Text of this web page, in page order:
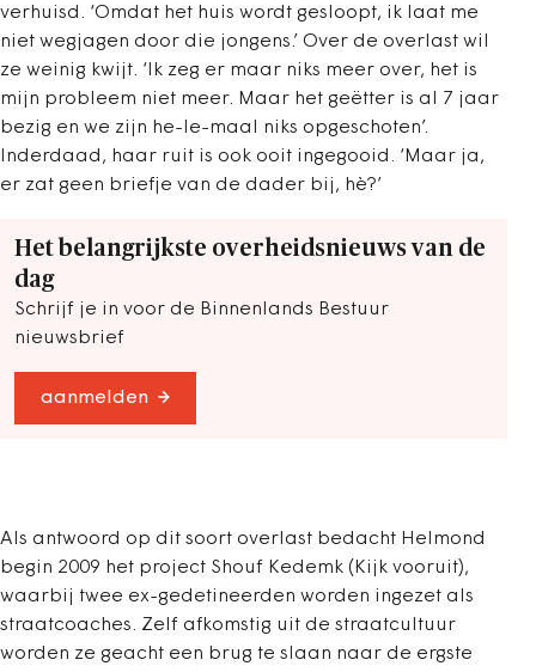
verhuisd. ‘Omdat het huis wordt gesloopt, ik laat me
niet wegjagen door die jongens.’ Over de overlast wil
ze weinig kwijt. ‘Ik zeg er maar niks meer over, het is
mijn probleem niet meer. Maar het geëtter is al 7 jaar
bezig en we zijn he-le-maal niks opgeschoten’.
Inderdaad, haar ruit is ook ooit ingegooid. ‘Maar ja,
er zat geen briefje van de dader bij, hè?’
Het belangrijkste overheidsnieuws van de
dag
Schrijf je in voor de Binnenlands Bestuur
nieuwsbrief
aanmelden
Als antwoord op dit soort overlast bedacht Helmond
begin 2009 het project Shouf Kedemk (Kijk vooruit),
waarbij twee ex-gedetineerden worden ingezet als
straatcoaches. Zelf afkomstig uit de straatcultuur
worden ze geacht een brug te slaan naar de ergste